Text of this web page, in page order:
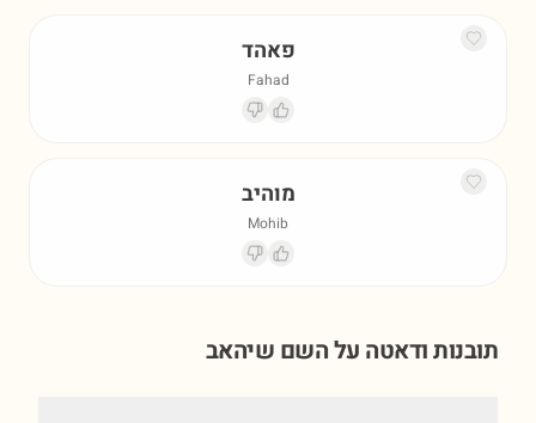
פאהד
Fahad
מוהיב
Mohib
תובנות ודאטה על השם שיהאב